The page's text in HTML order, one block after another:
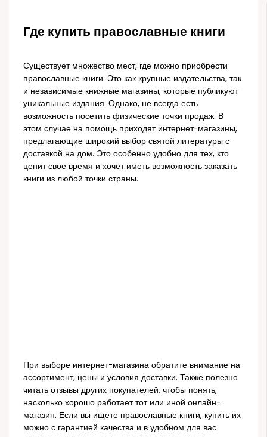
Где купить православные книги
Существует множество мест, где можно приобрести
православные книги. Это как крупные издательства, так
и независимые книжные магазины, которые публикуют
уникальные издания. Однако, не всегда есть
возможность посетить физические точки продаж. В
этом случае на помощь приходят интернет-магазины,
предлагающие широкий выбор святой литературы с
доставкой на дом. Это особенно удобно для тех, кто
ценит свое время и хочет иметь возможность заказать
книги из любой точки страны.
При выборе интернет-магазина обратите внимание на
ассортимент, цены и условия доставки. Также полезно
читать отзывы других покупателей, чтобы понять,
насколько хорошо работает тот или иной онлайн-
магазин. Если вы ищете православные книги, купить их
можно с гарантией качества и в удобном для вас